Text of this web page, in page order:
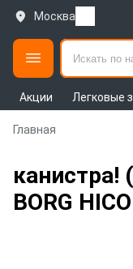
Москва
Акции Легковые
Главная
канистра!
BORG HICO